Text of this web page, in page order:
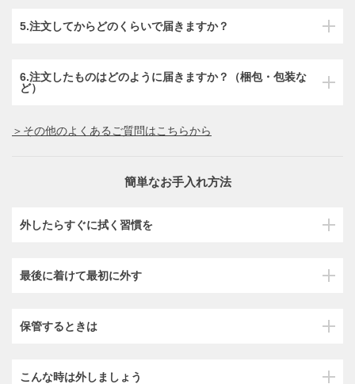
5.注文してからどのくらいで届きますか？
6.注文したものはどのように届きますか？（梱包・包装な
ど）
＞その他のよくあるご質問はこちらから
簡単なお手入れ方法
外したらすぐに拭く習慣を
最後に着けて最初に外す
保管するときは
こんな時は外しましょう